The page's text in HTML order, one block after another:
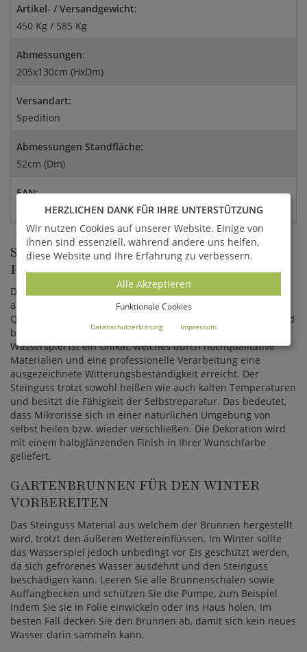
Artikel- / Versandgewicht:
450 Kg / 585 Kg
Abmessungen:
205x130cm (HxDm)
Versandart:
Spedition
Abmessungen Standfläche:
52cm (Dm)
EAN:
4056026396166
STEINGUSS BRUNNEN FÜR GÄRTEN,
PARKS UND STÄDTE
Der Gartenbrunnen wird aus hochwertigem Kunststein
angefertigt und enthält unter anderem Bestandteile von
Quarz, Kalkstein und Feldspäten. Der Brunnen wird von Hand
bemalt, wodurch einzigartige Farbverläufe entstehen. Jedes
Wasserspiel ist ein Unikat, welches durch hochqualitative
Materialien und eine professionelle Verarbeitung eine
ausgezeichnete Witterungsbeständigkeit erreicht. Der
Steinguss trotzt sowohl heißen wie auch kalten Temperaturen
und besitzt die Fähigkeit der Selbstreparatur. Das bedeutet,
dass Mikrorisse sich in einer natürlichen Umgebung von
selbst heilen bzw. wieder verschließen. Die Dekoration wird
mit einem halbglänzenden Finish in Ihrer Wunschfarbe
geliefert.
GARTENBRUNNEN FÜR DEN WINTER
VORBEREITEN
Das Steinguss Material aus welchem der Brunnen hergestellt
wird, trotzt den äußeren Wettereinflüssen. Im Winter sollte
das Wasserspiel jedoch unbedingt vor Eis geschützt werden,
da sich gefrorenes Wasser ausdehnt und den Steinguss
beschädigen kann. Leeren Sie alle Brunnenschalen sowie
Auffangbecken und schützen Sie die Pumpe, zum Beispiel
indem Sie sie in Folie einwickeln oder ins Haus holen. Im
besten Fall decken Sie den Brunnen ab, damit sich kein neues
Wasser darin sammeln kann.
HERZLICHEN DANK FÜR IHRE UNTERSTÜTZUNG
Wir nutzen Cookies auf unserer Website. Einige von
ihnen sind essenziell, während andere uns helfen,
diese Website und Ihre Erfahrung zu verbessern.
Alle Akzeptieren
Funktionale Cookies
Datenschutzerklärung Impressum